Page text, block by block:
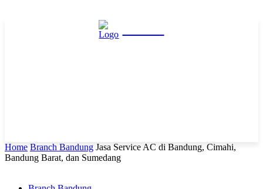
Home Branch Bandung Jasa Service AC di Bandung, Cimahi,
Bandung Barat, dan Sumedang